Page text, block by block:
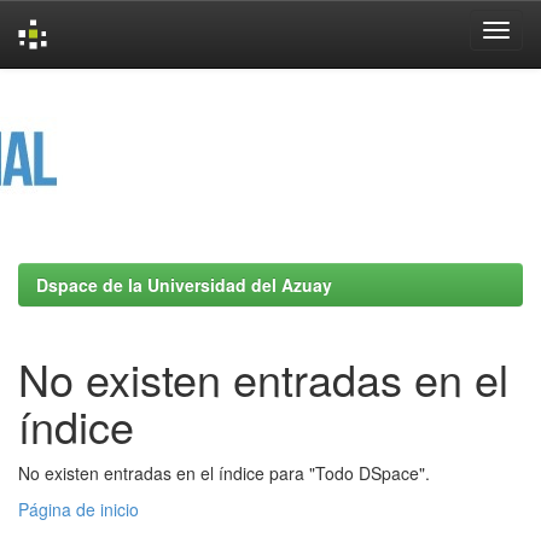
Dspace de la Universidad del Azuay
No existen entradas en el
índice
No existen entradas en el índice para "Todo DSpace".
Página de inicio